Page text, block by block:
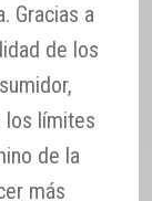
Gracias a
de los
los límites
de la
más